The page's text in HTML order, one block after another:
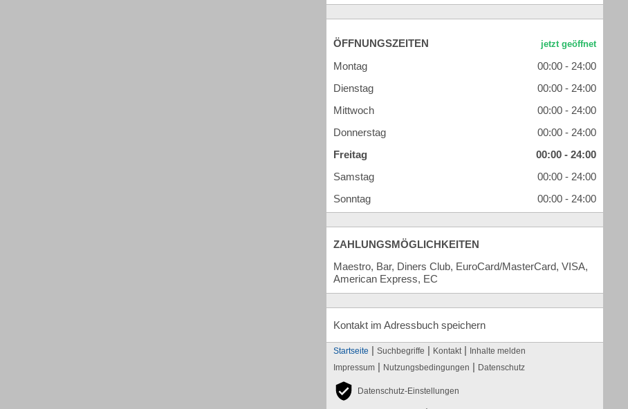
ÖFFNUNGSZEITEN
Montag
00:00 - 24:00
Dienstag
00:00 - 24:00
Mittwoch
00:00 - 24:00
Donnerstag
00:00 - 24:00
Freitag
00:00 - 24:00
Samstag
00:00 - 24:00
Sonntag
00:00 - 24:00
ZAHLUNGSMÖGLICHKEITEN
Maestro, Bar, Diners Club, EuroCard/MasterCard, VISA,
American Express, EC
Kontakt im Adressbuch speichern
Startseite | Suchbegriffe | Kontakt | Inhalte melden
Impressum | Nutzungsbedingungen | Datenschutz
Datenschutz-Einstellungen